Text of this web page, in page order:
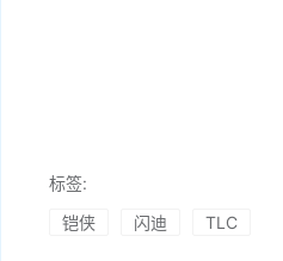
标签:
铠侠
闪迪 TLC